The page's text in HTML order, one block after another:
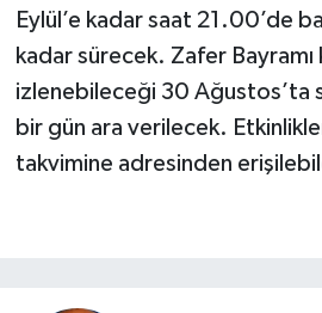
Eylül’e kadar saat 21.00’de
kadar sürecek. Zafer
izlenebileceği 30 Ağustos’ta
bir gün ara verilecek.
takvimine adresinden